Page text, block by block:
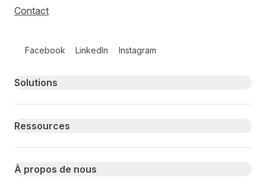
Contact
Facebook LinkedIn Instagram
Primary footer navigation
Solutions
Ressources
À propos de nous